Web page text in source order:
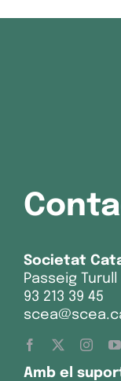
Societat
Passeig
93 213 39 45
Amb el